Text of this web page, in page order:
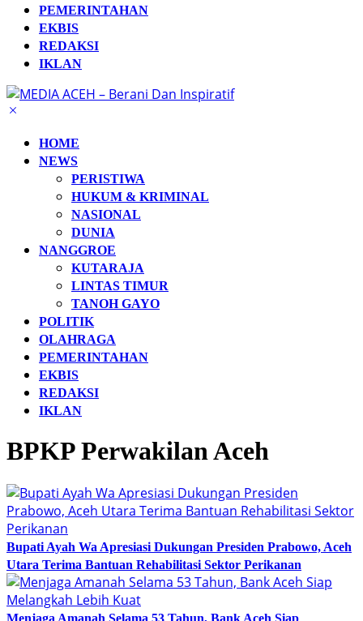
PEMERINTAHAN
EKBIS
REDAKSI
IKLAN
HOME
NEWS
PERISTIWA
HUKUM & KRIMINAL
NASIONAL
DUNIA
NANGGROE
KUTARAJA
LINTAS TIMUR
TANOH GAYO
POLITIK
OLAHRAGA
PEMERINTAHAN
EKBIS
REDAKSI
IKLAN
BPKP Perwakilan Aceh
Bupati Ayah Wa Apresiasi Dukungan Presiden Prabowo, Aceh
Utara Terima Bantuan Rehabilitasi Sektor Perikanan
Menjaga Amanah Selama 53 Tahun, Bank Aceh Siap